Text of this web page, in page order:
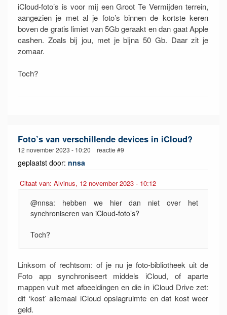
iCloud-foto’s is voor mij een Groot Te Vermijden terrein,
aangezien je met al je foto’s binnen de kortste keren
boven de gratis limiet van 5Gb geraakt en dan gaat Apple
cashen. Zoals bij jou, met je bijna 50 Gb. Daar zit je
zomaar.
Toch?
Foto’s van verschillende devices in iCloud?
12 november 2023 - 10:20 reactie #9
geplaatst door: nnsa
Citaat van: Alvinus, 12 november 2023 - 10:12
@nnsa: hebben we hier dan niet over het
synchroniseren van iCloud-foto’s?
Toch?
Linksom of rechtsom: of je nu je foto-bibliotheek uit de
Foto app synchroniseert middels iCloud, of aparte
mappen vult met afbeeldingen en die in iCloud Drive zet:
dit ‘kost’ allemaal iCloud opslagruimte en dat kost weer
geld.